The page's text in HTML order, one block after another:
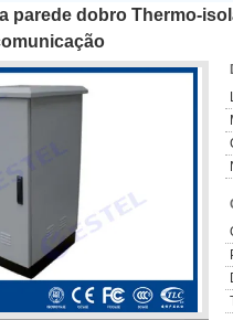
a parede dobro Thermo-